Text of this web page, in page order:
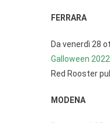
FERRARA
Da venerdì 28
Galloween 2022
Red Rooster
MODENA